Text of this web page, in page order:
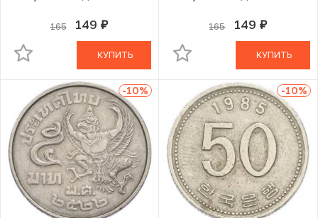
165 149 руб.
В КОРЗИНЕ
КУПИТЬ
165 149 руб.
В КОРЗИНЕ
КУПИТЬ
-10% -10%